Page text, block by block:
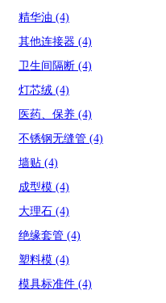
精华油 (4)
其他连接器 (4)
卫生间隔断 (4)
灯芯绒 (4)
医药、保养 (4)
不锈钢无缝管 (4)
墙贴 (4)
成型模 (4)
大理石 (4)
绝缘套管 (4)
塑料模 (4)
模具标准件 (4)